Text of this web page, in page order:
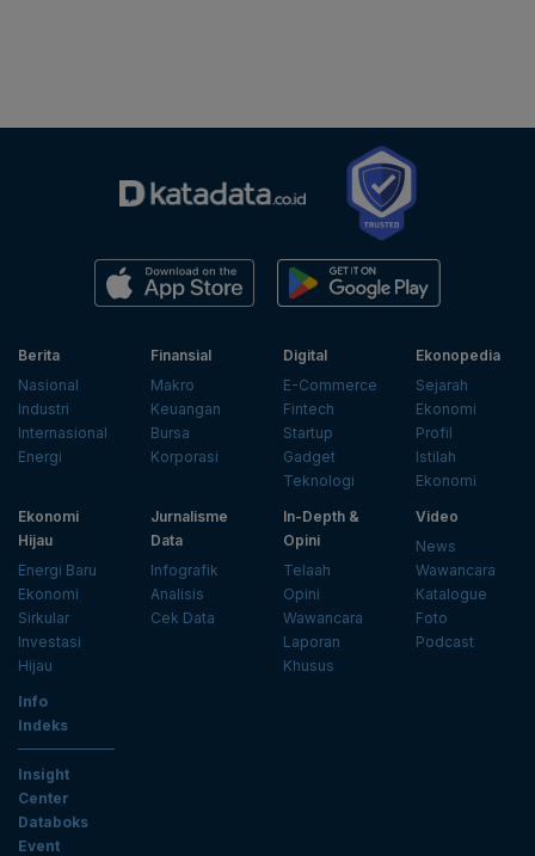
Berita
Nasional
Industri
Internasional
Energi
Finansial
Makro
Keuangan
Bursa
Korporasi
Digital
E-Commerce
Fintech
Startup
Gadget
Teknologi
Ekonopedia
Sejarah
Ekonomi
Profil
Istilah
Ekonomi
Ekonomi
Hijau
Energi Baru
Ekonomi
Sirkular
Investasi
Hijau
Jurnalisme
Data
Infografik
Analisis
Cek Data
In-Depth &
Opini
Telaah
Opini
Wawancara
Laporan
Khusus
Video
News
Wawancara
Katalogue
Foto
Podcast
Info
Indeks
Insight
Center
Databoks
Event